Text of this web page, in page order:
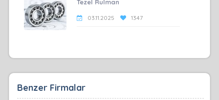
Tezel Rulman
03.11.2025 1347
Benzer Firmalar